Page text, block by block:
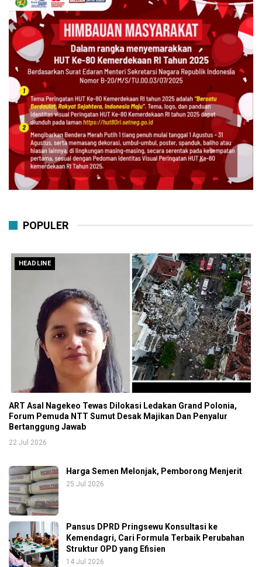
POPULER
HEADLINE
ART Asal Nagekeo Tewas Dilokasi Ledakan Grand Polonia,
Forum Pemuda NTT Sumut Desak Majikan Dan Penyalur
Bertanggung Jawab
22 Jul 2026
Harga Semen Melonjak, Pemborong Menjerit
25 Jul 2026
Pansus DPRD Pringsewu Konsultasi ke
Kemendagri, Cari Formula Terbaik Perubahan
Struktur OPD yang Efisien
14 Jul 2026